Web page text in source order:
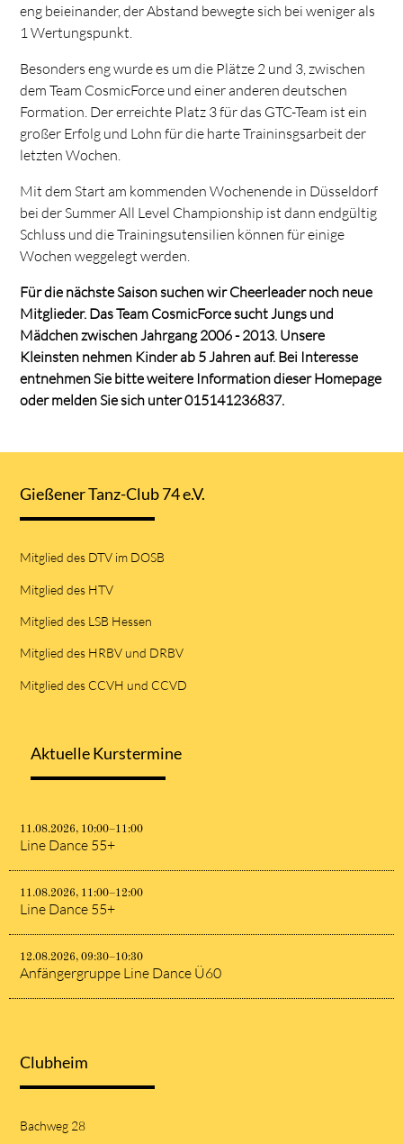
eng beieinander, der Abstand bewegte sich bei weniger als
1 Wertungspunkt.
Besonders eng wurde es um die Plätze 2 und 3, zwischen
dem Team CosmicForce und einer anderen deutschen
Formation. Der erreichte Platz 3 für das GTC-Team ist ein
großer Erfolg und Lohn für die harte Traininsgsarbeit der
letzten Wochen.
Mit dem Start am kommenden Wochenende in Düsseldorf
bei der Summer All Level Championship ist dann endgültig
Schluss und die Trainingsutensilien können für einige
Wochen weggelegt werden.
Für die nächste Saison suchen wir Cheerleader noch neue
Mitglieder. Das Team CosmicForce sucht Jungs und
Mädchen zwischen Jahrgang 2006 - 2013. Unsere
Kleinsten nehmen Kinder ab 5 Jahren auf. Bei Interesse
entnehmen Sie bitte weitere Information dieser Homepage
oder melden Sie sich unter 015141236837.
Gießener Tanz-Club 74 e.V.
Mitglied des DTV im DOSB
Mitglied des HTV
Mitglied des LSB Hessen
Mitglied des HRBV und DRBV
Mitglied des CCVH und CCVD
Aktuelle Kurstermine
11.08.2026, 10:00–11:00
Line Dance 55+
11.08.2026, 11:00–12:00
Line Dance 55+
12.08.2026, 09:30–10:30
Anfängergruppe Line Dance Ü60
Clubheim
Bachweg 28